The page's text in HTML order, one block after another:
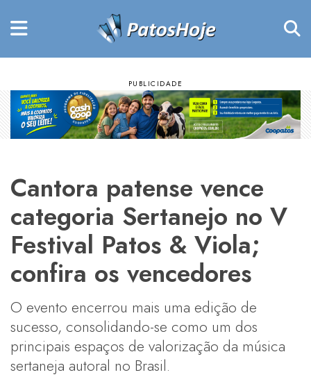
Cantora patense vence
categoria Sertanejo no V
Festival Patos & Viola;
confira os vencedores
O evento encerrou mais uma edição de
sucesso, consolidando-se como um dos
principais espaços de valorização da música
sertaneja autoral no Brasil.